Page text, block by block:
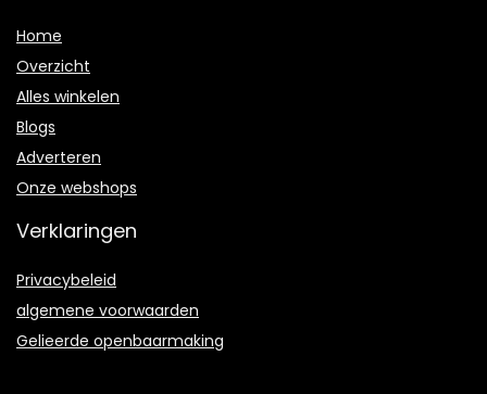
Home
Overzicht
Alles winkelen
Blogs
Adverteren
Onze webshops
Verklaringen
Privacybeleid
algemene voorwaarden
Gelieerde openbaarmaking